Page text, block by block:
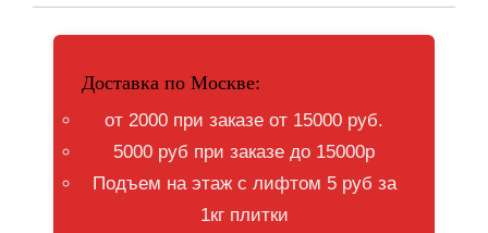
Доставка по Москве:
от 2000 при заказе от 15000 руб.
5000 руб при заказе до 15000р
Подъем на этаж с лифтом 5 руб за
1кг плитки